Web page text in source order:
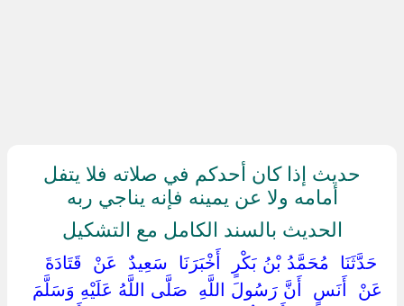
حديث إذا كان أحدكم في صلاته فلا يتفل
أمامه ولا عن يمينه فإنه يناجي ربه
الحديث بالسند الكامل مع التشكيل
‏ ‏حَدَّثَنَا ‏ ‏مُحَمَّدُ بْنُ بَكْرٍ ‏ ‏أَخْبَرَنَا ‏ ‏سَعِيدٌ ‏ ‏عَنْ ‏ ‏قَتَادَةَ ‏
‏عَنْ ‏ ‏أَنَسٍ ‏ ‏أَنَّ رَسُولَ اللَّهِ ‏ ‏صَلَّى اللَّهُ عَلَيْهِ وَسَلَّمَ ‏